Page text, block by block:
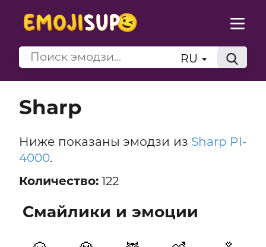
RU
Sharp
Ниже показаны эмодзи из Sharp PI-
4000.
Количество:122
Смайлики и эмоции